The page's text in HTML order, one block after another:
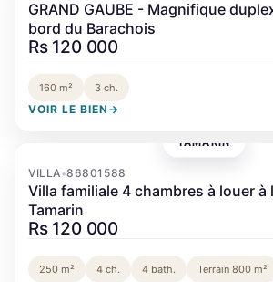
GRAND GAUBE - Magnifique
bord du Barachois
Rs 120 000
160 m² 3 ch.
VOIR LE BIEN →
TAMARIN
VILLA•86801588
Villa familiale 4 chambres à louer à
Tamarin
Rs 120 000
250 m² 4 ch. 4 bath. Terrain 800 m²